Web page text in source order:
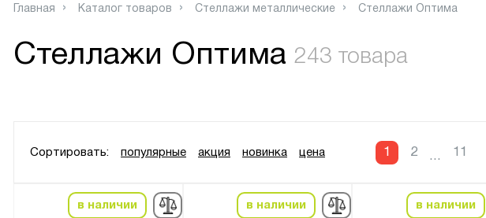
Главная Каталог товаров Стеллажи металлические Стеллажи Оптима
Стеллажи Оптима 243 товара
Сортировать: популярные акция новинка цена 1 2 ... 11
в наличии в наличии в наличии